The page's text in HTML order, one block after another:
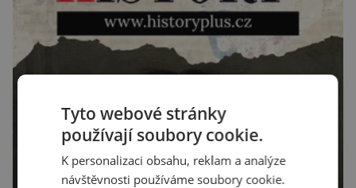
Tyto webové stránky
používají soubory cookie.
K personalizaci obsahu, reklam a analýze
návštěvnosti používáme soubory cookie.